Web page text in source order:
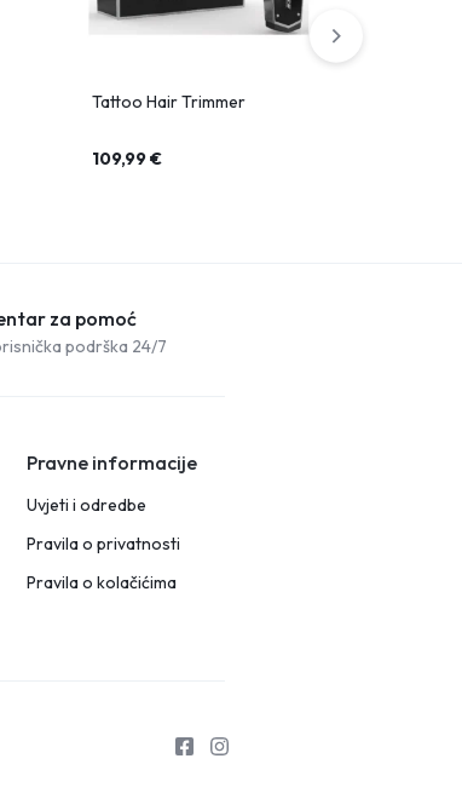
Tattoo Hair Trimmer
109,99€
za pomoć
podrška 24/7
Pravne informacije
Uvjeti i odredbe
Pravila o privatnosti
Pravila o kolačićima